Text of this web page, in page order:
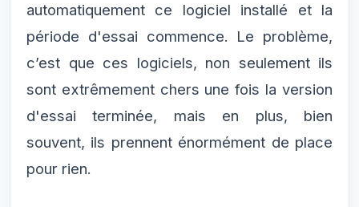
automatiquement ce logiciel installé et la
période d'essai commence. Le problème,
c’est que ces logiciels, non seulement ils
sont extrêmement chers une fois la version
d'essai terminée, mais en plus, bien
souvent, ils prennent énormément de place
pour rien.